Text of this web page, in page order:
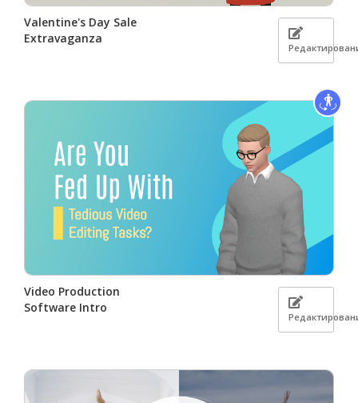
Valentine's Day Sale
Extravaganza
Video Production
Software Intro